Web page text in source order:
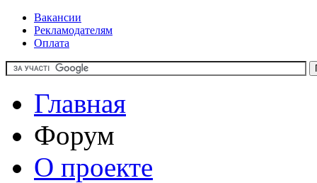
Вакансии
Рекламодателям
Оплата
Главная
Форум
О проекте